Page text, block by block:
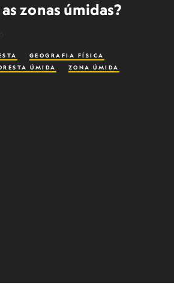
zonas úmidas?
GEOGRAFIA FÍSICA
ÚMIDA ZONA ÚMIDA